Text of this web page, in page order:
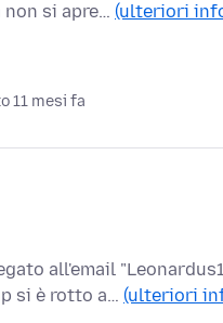
si apre… (ulteriori
11 mesi fa
all'email
si è rotto a… (ulteriori